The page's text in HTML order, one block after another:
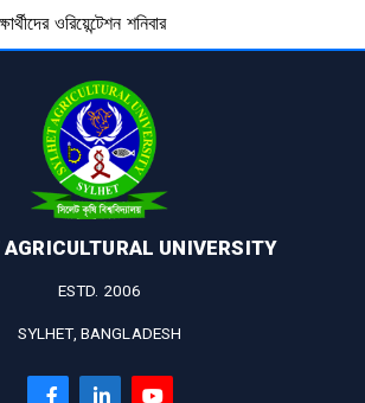
ওরিয়েন্টেশন শনিবার
UNIVERSITY
ESTD. 2006
SYLHET, BANGLADESH